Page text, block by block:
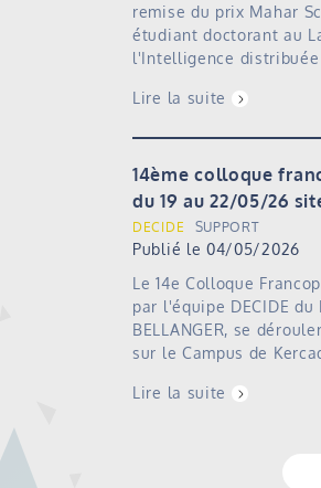
remise du prix Mahar
étudiant doctorant au
l'Intelligence distribuée
Lire la suite
14ème colloque
du 19 au 22/05/26
DECIDE SUPPORT
Publié le 04/05/2026
Le 14e Colloque
par l'équipe DECIDE
BELLANGER, se
sur le Campus de
Lire la suite